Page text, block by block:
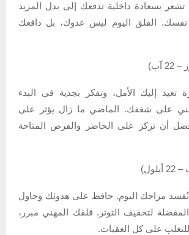
تشعر بسعادة داخلية تدفعك إلى بذل المزيد
نفسك. القلق اليوم ليس عدوك، بل دافعك
تعيد إليك الأمل، وتفكر بجدية في البدء
على شغفك. الماضي ما زال يؤثر على
أن تركز على الحاضر والفرص المتاحة
تُفسد مزاجك اليوم. حافظ على هدوئك وحاول
لتخفيف التوتر. قلقك المهني مبرر،
على كل العقبات.